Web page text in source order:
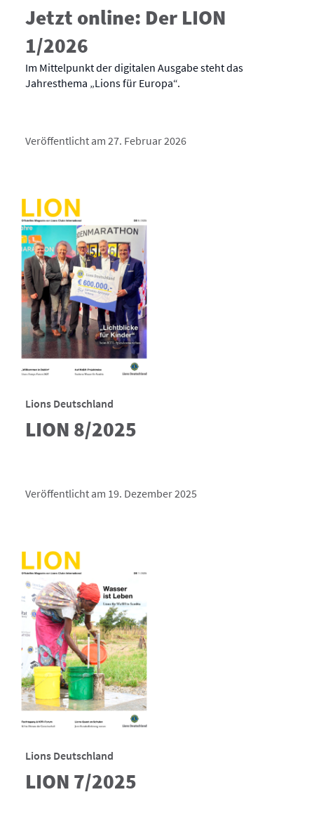
Jetzt online: Der LION
1/2026
Im Mittelpunkt der digitalen Ausgabe steht das
Jahresthema „Lions für Europa“.
Veröffentlicht am 27. Februar 2026
Lions Deutschland
LION 8/2025
Veröffentlicht am 19. Dezember 2025
Lions Deutschland
LION 7/2025